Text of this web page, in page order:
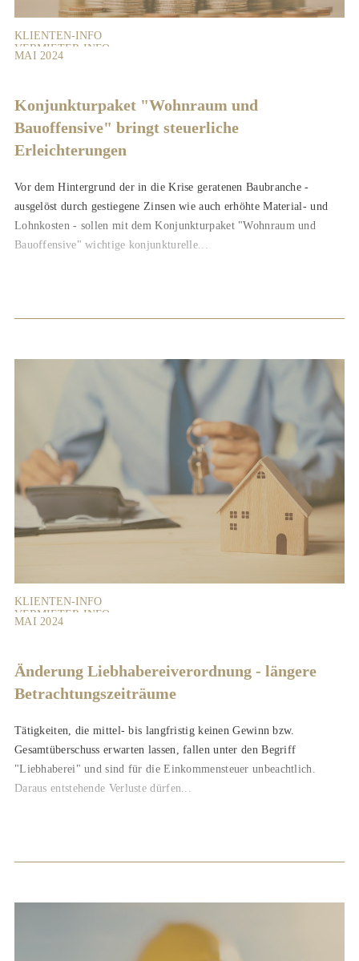
KLIENTEN-INFO
VERMIETER-INFO
MAI 2024
Konjunkturpaket "Wohnraum und
Bauoffensive" bringt steuerliche
Erleichterungen
Vor dem Hintergrund der in die Krise geratenen Baubranche -
ausgelöst durch gestiegene Zinsen wie auch erhöhte Material- und
Lohnkosten - sollen mit dem Konjunkturpaket "Wohnraum und
Bauoffensive" wichtige konjunkturelle...
KLIENTEN-INFO
VERMIETER-INFO
MAI 2024
Änderung Liebhabereiverordnung - längere
Betrachtungszeiträume
Tätigkeiten, die mittel- bis langfristig keinen Gewinn bzw.
Gesamtüberschuss erwarten lassen, fallen unter den Begriff
"Liebhaberei" und sind für die Einkommensteuer unbeachtlich.
Daraus entstehende Verluste dürfen...